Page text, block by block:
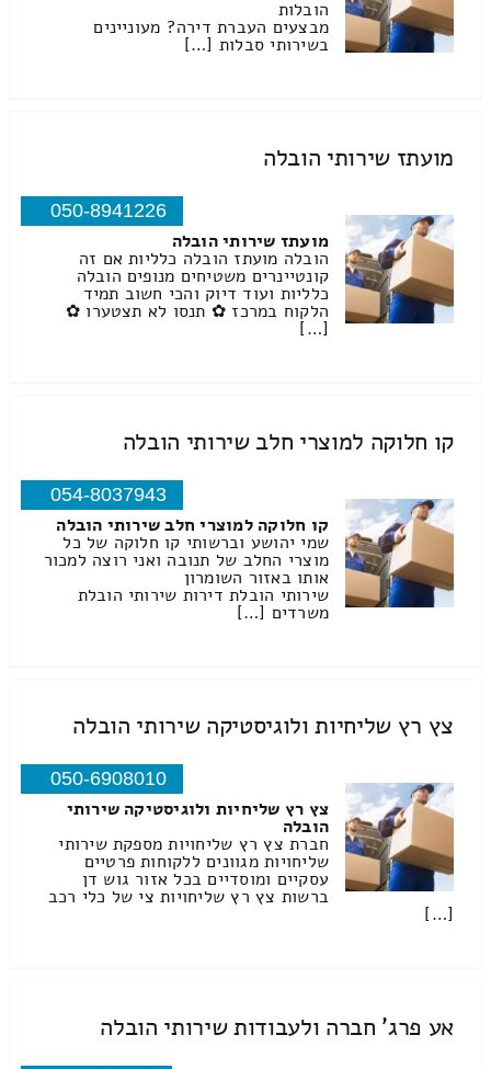
הובלות
מבצעים העברת דירה? מעוניינים
בשירותי סבלות […]
מועתז שירותי הובלה
050-8941226
מועתז שירותי הובלה
הובלה מועתז הובלה כלליות אם זה
קונטיינרים משטיחים מנופים הובלה
כלליות ועוד דיוק והכי חשוב תמיד
הלקוח במרכז ✿ תנסו לא תצטערו ✿
[…]
קו חלוקה למוצרי חלב שירותי הובלה
054-8037943
קו חלוקה למוצרי חלב שירותי הובלה
שמי יהושע וברשותי קו חלוקה של כל
מוצרי החלב של תנובה ואני רוצה למכור
אותו באזור השומרון
שירותי הובלת דירות שירותי הובלת
משרדים […]
צץ רץ שליחיות ולוגיסטיקה שירותי הובלה
050-6908010
צץ רץ שליחיות ולוגיסטיקה שירותי
הובלה
חברת צץ רץ שליחויות מספקת שירותי
שליחויות מגוונים ללקוחות פרטיים
עסקיים ומוסדיים בכל אזור גוש דן
ברשות צץ רץ שליחויות צי של כלי רכב
[…]
אע פרג' חברה ולעבודות שירותי הובלה